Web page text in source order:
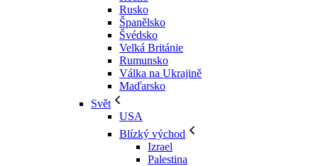
Rusko
Španělsko
Švédsko
Velká Británie
Rumunsko
Válka na Ukrajině
Maďarsko
Svět
USA
Blízký východ
Izrael
Palestina